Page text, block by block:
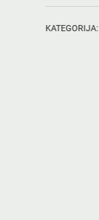
KATEGORIJA: